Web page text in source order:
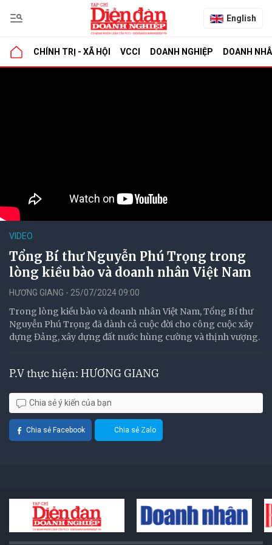
English
CHÍNH TRỊ - XÃ HỘI VCCI DOANH NGHIỆP DOANH
VIDEO
Tổng Bí thư Nguyễn Phú Trọng trong
lòng kiều bào và doanh nhân Việt Nam
HƯƠNG GIANG - 25/07/2024 09:00
Trong lòng kiều bào và doanh nhân Việt Nam, Tổng Bí thư
Nguyễn Phú Trọng đã dành cả cuộc đời cho công cuộc xây
dựng Đảng, xây dựng đất nước hùng cường và thịnh vượng.
P.V thực hiện: HƯƠNG GIANG
Chia sẻ ý kiến của bạn
Chia sẻ Facebook Chia sẻ Zalo